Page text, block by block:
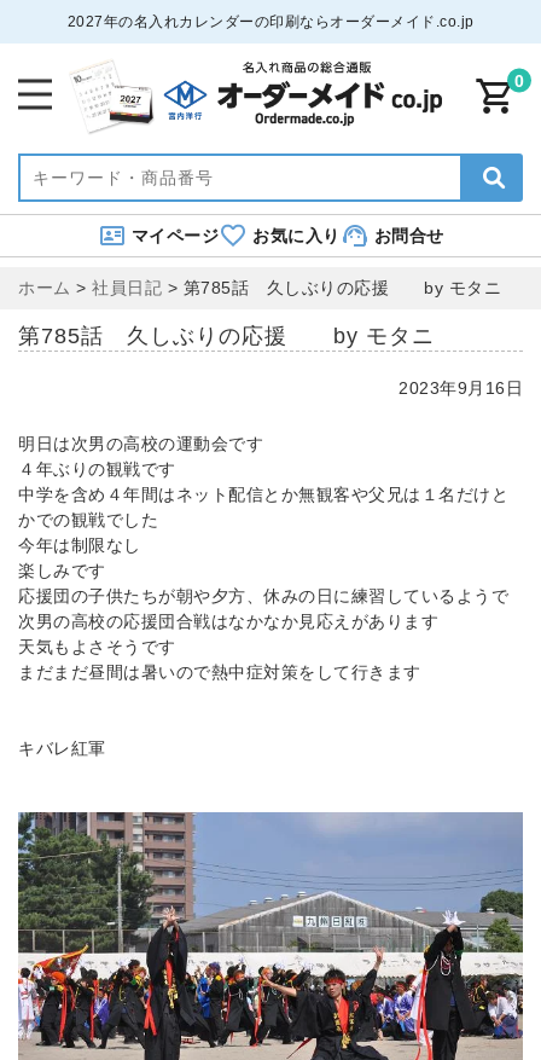
2027年の名入れカレンダーの印刷ならオーダーメイド.co.jp
0
マイページ お気に入り お問合せ
ホーム > 社員日記 > 第785話 久しぶりの応援 by モタニ
第785話 久しぶりの応援 by モタニ
2023年9月16日
明日は次男の高校の運動会です
４年ぶりの観戦です
中学を含め４年間はネット配信とか無観客や父兄は１名だけと
かでの観戦でした
今年は制限なし
楽しみです
応援団の子供たちが朝や夕方、休みの日に練習しているようで
次男の高校の応援団合戦はなかなか見応えがあります
天気もよさそうです
まだまだ昼間は暑いので熱中症対策をして行きます
キバレ紅軍